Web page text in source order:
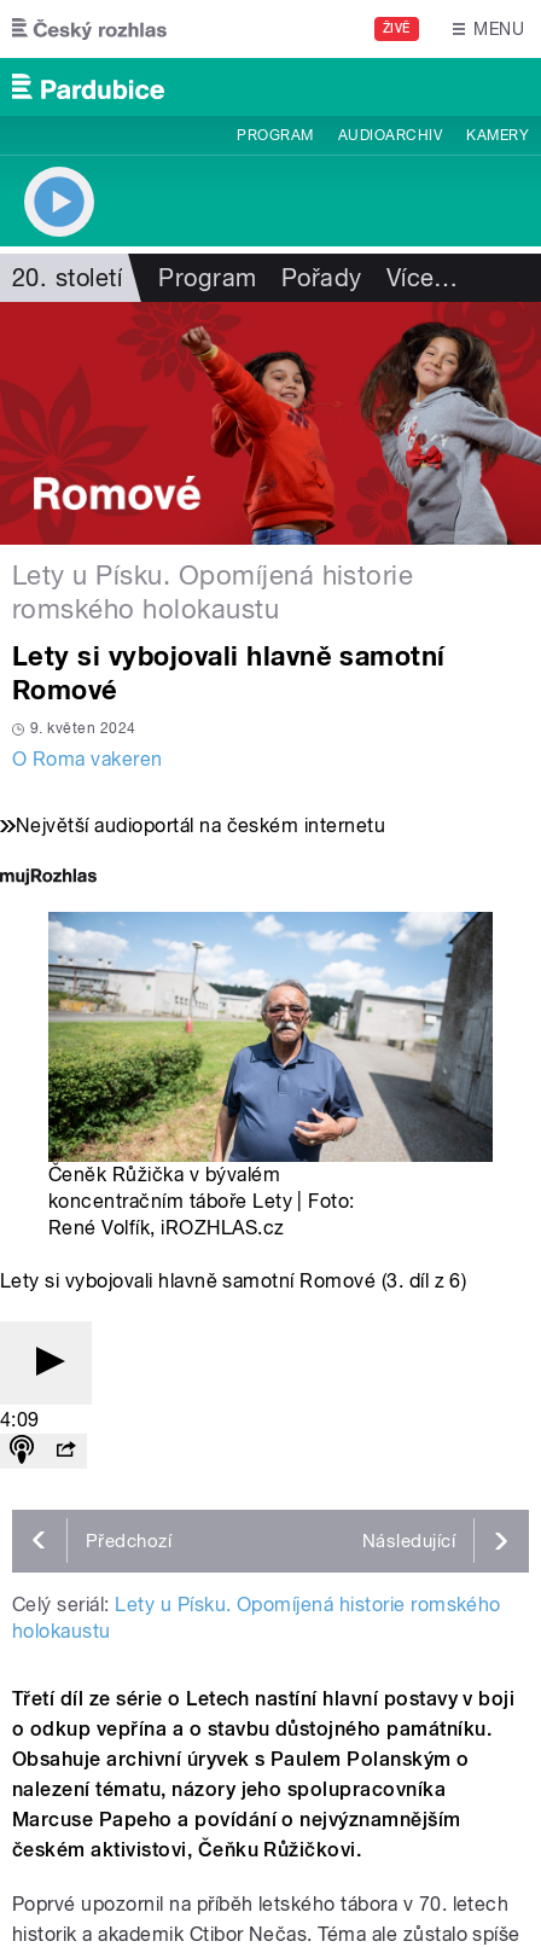
Přejít k hlavnímu obsahu
ŽIVĚ MENU
PROGRAM AUDIOARCHIV KAMERY
20. století Program Pořady Více…
Lety u Písku. Opomíjená historie
romského holokaustu
Lety si vybojovali hlavně samotní
Romové
9. květen 2024
O Roma vakeren
Největší audioportál na českém internetu
Čeněk Růžička v bývalém
koncentračním táboře Lety | Foto:
René Volfík, iROZHLAS.cz
Lety si vybojovali hlavně samotní Romové (3. díl z 6)
4:09
Předchozí Následující
Celý seriál: Lety u Písku. Opomíjená historie romského
holokaustu
Třetí díl ze série o Letech nastíní hlavní postavy v boji
o odkup vepřína a o stavbu důstojného památníku.
Obsahuje archivní úryvek s Paulem Polanským o
nalezení tématu, názory jeho spolupracovníka
Marcuse Papeho a povídání o nejvýznamnějším
českém aktivistovi, Čeňku Růžičkovi.
Poprvé upozornil na příběh letského tábora v 70. letech
historik a akademik Ctibor Nečas. Téma ale zůstalo spíše